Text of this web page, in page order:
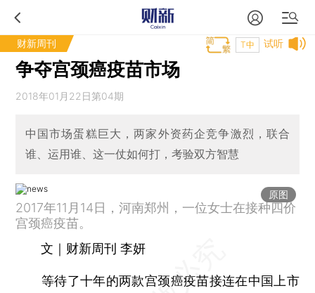
财新周刊 试听
T中
争夺宫颈癌疫苗市场
2018年01月22日第04期
中国市场蛋糕巨大，两家外资药企竞争激烈，联合
谁、运用谁、这一仗如何打，考验双方智慧
原图
2017年11月14日，河南郑州，一位女士在接种四价
宫颈癌疫苗。
文｜财新周刊 李妍
等待了十年的两款宫颈癌疫苗接连在中国上市